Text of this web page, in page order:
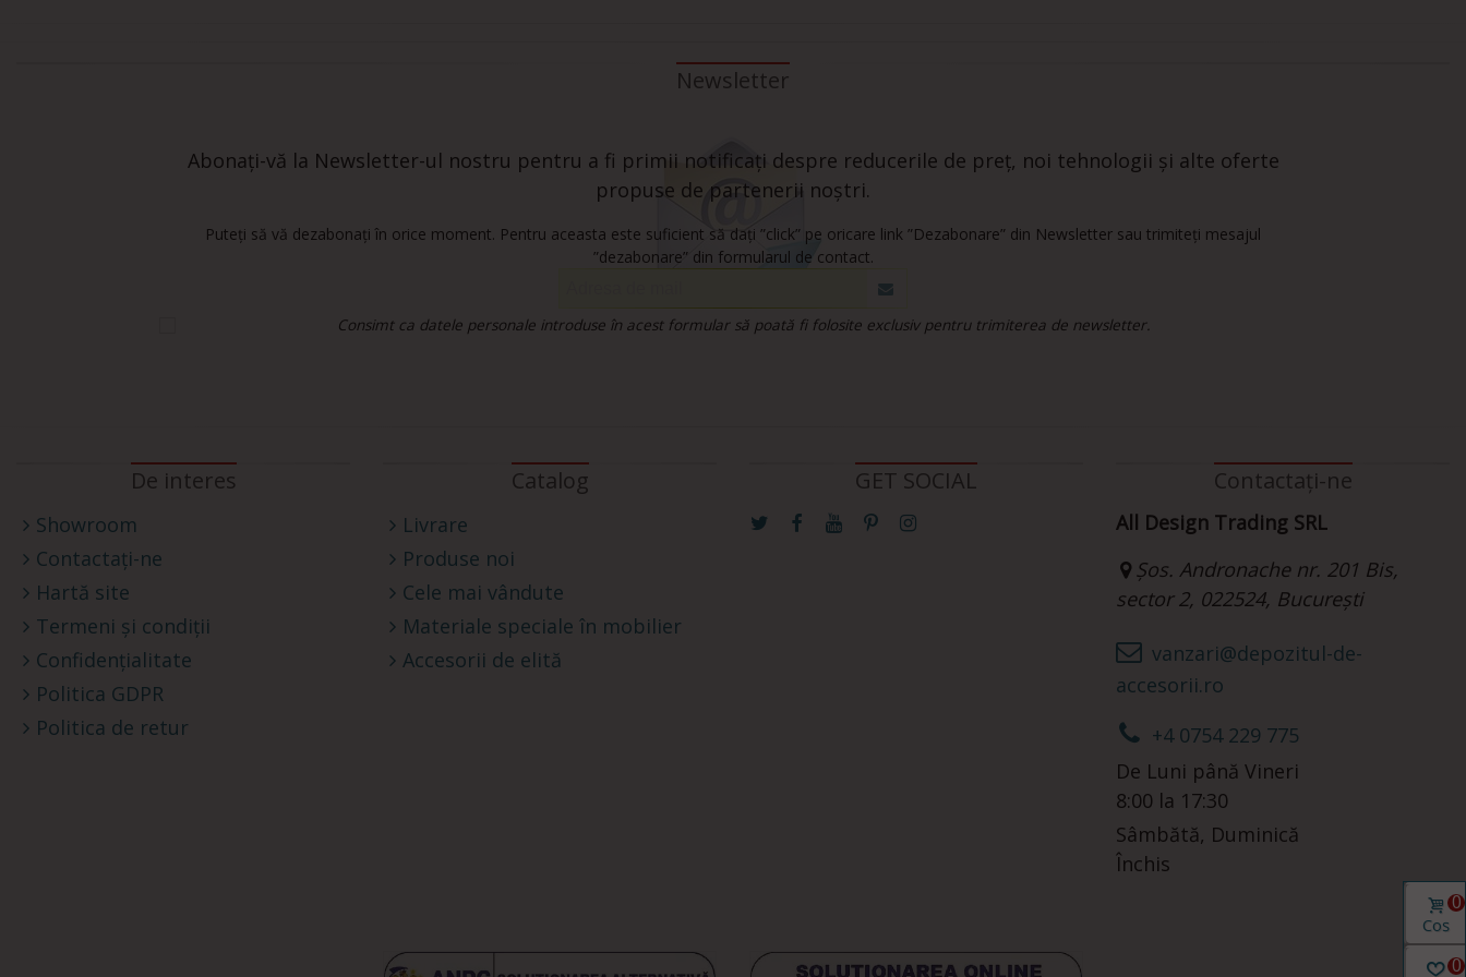
Newsletter
Abonați-vă la Newsletter-ul nostru pentru a fi primii notificați despre reducerile de preț, noi tehnologii și alte oferte
propuse de partenerii noștri.
Puteți să vă dezabonați în orice moment. Pentru aceasta este suficient să dați ”click” pe oricare link ”Dezabonare” din Newsletter sau trimiteți mesajul
”dezabonare” din formularul de contact.
Consimt ca datele personale introduse în acest formular să poată fi folosite exclusiv pentru trimiterea de newsletter.
De interes
Showroom
Contactați-ne
Hartă site
Termeni și condiții
Confidențialitate
Politica GDPR
Politica de retur
Catalog
Livrare
Produse noi
Cele mai vândute
Materiale speciale în mobilier
Accesorii de elită
GET SOCIAL Contactați-ne
All Design Trading SRL
Șos. Andronache nr. 201 Bis,
sector 2, 022524, București
vanzari@depozitul-de-
accesorii.ro
+4 0754 229 775
De Luni până Vineri
8:00 la 17:30
Sâmbătă, Duminică
Închis
Coș
0
0